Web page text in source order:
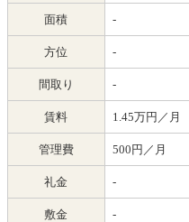
面積 -
方位 -
間取り -
賃料 1.45万円／月
管理費 500円／月
礼金 -
敷金 -